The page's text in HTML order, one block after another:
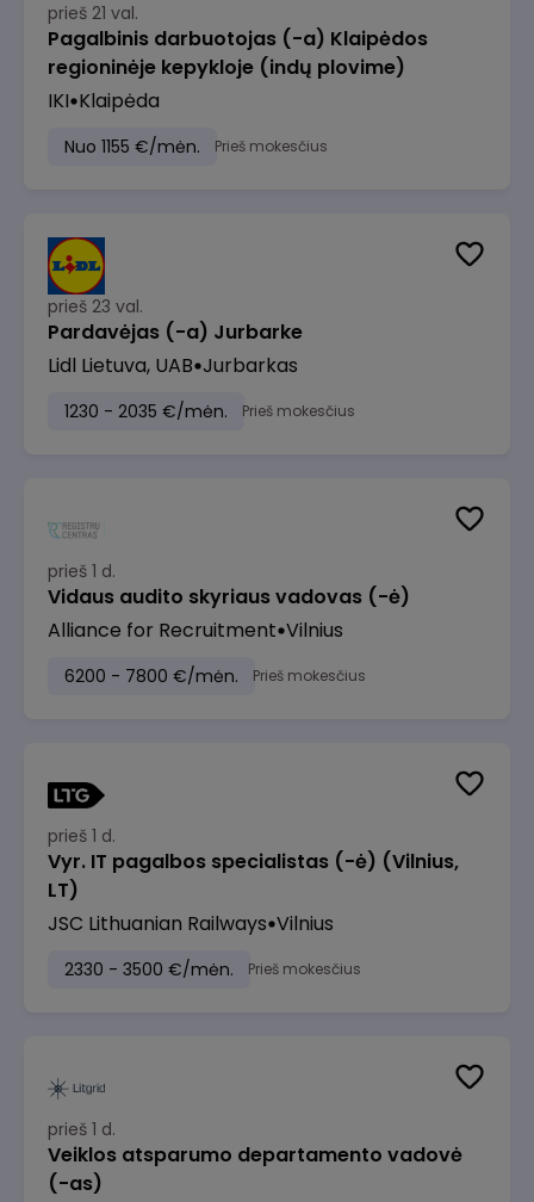
prieš 21 val.
Pagalbinis darbuotojas (-a) Klaipėdos
regioninėje kepykloje (indų plovime)
IKI Klaipėda
Nuo 1155 €/mėn. Prieš mokesčius
prieš 23 val.
Pardavėjas (-a) Jurbarke
Lidl Lietuva, UAB Jurbarkas
1230 - 2035 €/mėn. Prieš mokesčius
prieš 1 d.
Vidaus audito skyriaus vadovas (-ė)
Alliance for Recruitment Vilnius
6200 - 7800 €/mėn. Prieš mokesčius
prieš 1 d.
Vyr. IT pagalbos specialistas (-ė) (Vilnius,
LT)
JSC Lithuanian Railways Vilnius
2330 - 3500 €/mėn. Prieš mokesčius
prieš 1 d.
Veiklos atsparumo departamento vadovė
(-as)